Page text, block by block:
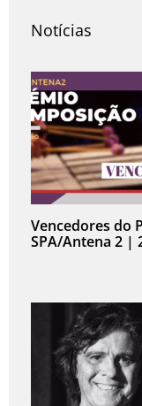
Notícias
Vencedores do
SPA/Antena 2 |